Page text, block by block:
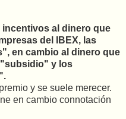
incentivos al dinero que
del IBEX, las
en cambio al dinero que
"subsidio" y los
y se suele merecer.
en cambio connotación